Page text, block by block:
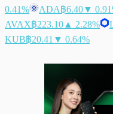
0.41%
ADA฿6.40▼
AVAX฿223.10 ▲ 2.28%
KUB฿20.41 ▼ 0.64%